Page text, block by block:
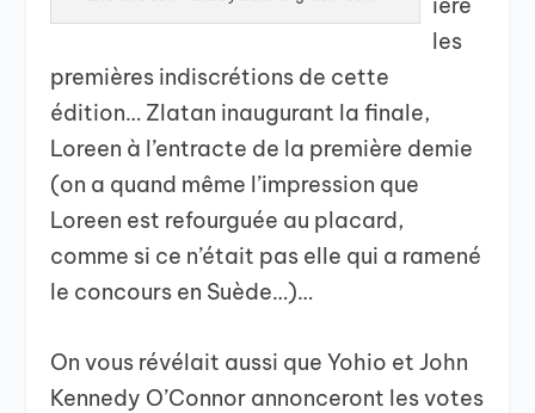
ière
les
premières indiscrétions de cette
édition… Zlatan inaugurant la finale,
Loreen à l’entracte de la première demie
(on a quand même l’impression que
Loreen est refourguée au placard,
comme si ce n’était pas elle qui a ramené
le concours en Suède…)…
On vous révélait aussi que Yohio et John
Kennedy O’Connor annonceront les votes